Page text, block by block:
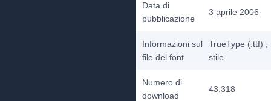
Data di
pubblicazione
3 aprile 2006
Informazioni sul
file del font
TrueType (.ttf)
stile
Numero di
download
43,318